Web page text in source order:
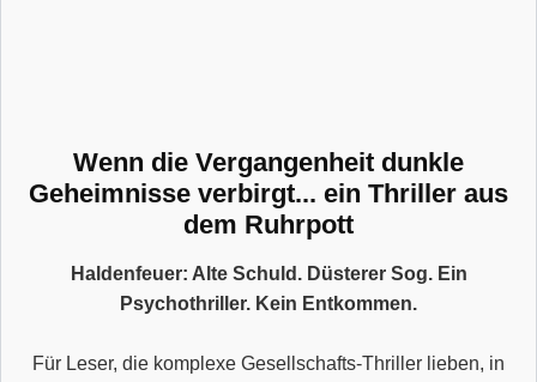
Wenn die Vergangenheit dunkle
Geheimnisse verbirgt... ein Thriller aus
dem Ruhrpott
Haldenfeuer: Alte Schuld. Düsterer Sog. Ein
Psychothriller. Kein Entkommen.
Für Leser, die komplexe Gesellschafts-Thriller lieben, in